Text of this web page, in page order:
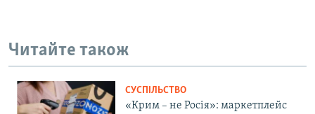
Читайте також
СУСПІЛЬСТВО
«Крим – не Росія»: маркетплейс